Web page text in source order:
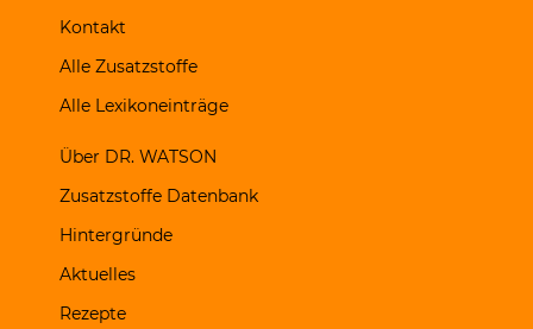
Kontakt
Alle Zusatzstoffe
Alle Lexikoneinträge
Über DR. WATSON
Zusatzstoffe Datenbank
Hintergründe
Aktuelles
Rezepte